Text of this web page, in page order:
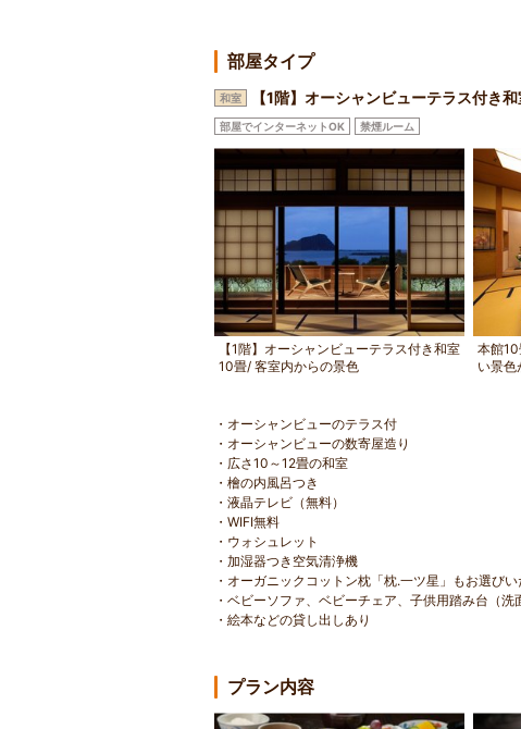
部屋タイプ
和室 【1階】オーシャンビューテラス付き
部屋でインターネットOK 禁煙ルーム
【1階】オーシャンビューテラス付き和室
10畳/ 客室内からの景色
本館
い景色
・オーシャンビューのテラス付
・オーシャンビューの数寄屋造り
・広さ10～12畳の和室
・檜の内風呂つき
・液晶テレビ（無料）
・WIFI無料
・ウォシュレット
・加湿器つき空気清浄機
・オーガニックコットン枕「枕.一ツ星」もお選び
・ベビーソファ、ベビーチェア、子供用踏み台（洗
・絵本などの貸し出しあり
プラン内容